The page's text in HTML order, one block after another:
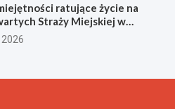
ratujące życie na
Straży Miejskiej w